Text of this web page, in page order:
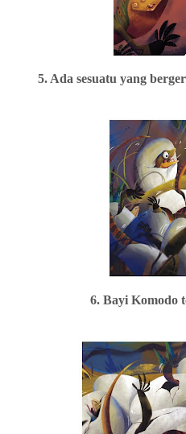
5. Ada sesuatu yang
6. Bayi Komodo